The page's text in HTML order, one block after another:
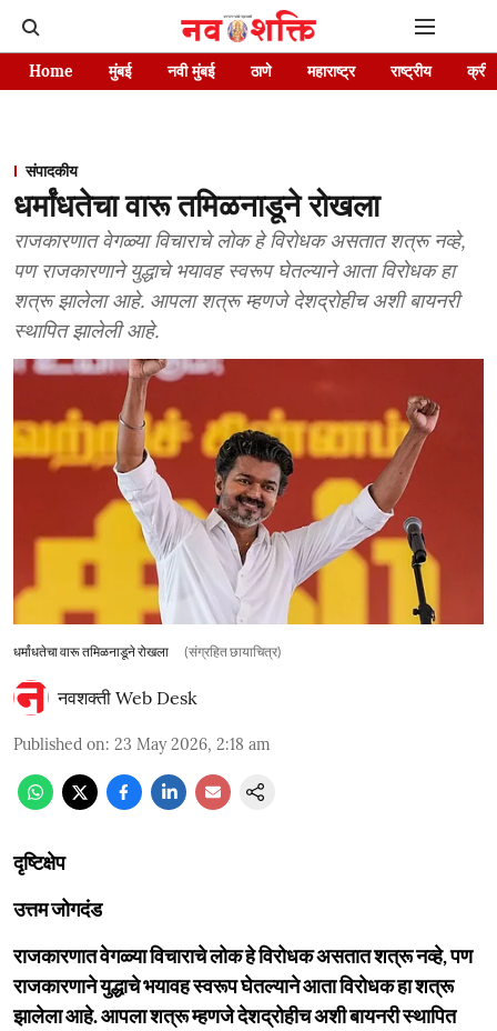
Home मुंबई नवी मुंबई ठाणे महाराष्ट्र राष्ट्रीय
संपादकीय
धर्मांधतेचा वारू तमिळनाडूने रोखला
राजकारणात वेगळ्या विचाराचे लोक हे विरोधक असतात शत्रू नव्हे,
पण राजकारणाने युद्धाचे भयावह स्वरूप घेतल्याने आता विरोधक हा
शत्रू झालेला आहे. आपला शत्रू म्हणजे देशद्रोहीच अशी बायनरी
स्थापित झालेली आहे.
धर्मांधतेचा वारू तमिळनाडूने रोखला (संग्रहित छायाचित्र)
नवशक्ती Web Desk
Published on: 23 May 2026, 2:18 am
दृष्टिक्षेप
उत्तम जोगदंड
राजकारणात वेगळ्या विचाराचे लोक हे विरोधक असतात शत्रू नव्हे, पण
राजकारणाने युद्धाचे भयावह स्वरूप घेतल्याने आता विरोधक हा शत्रू
झालेला आहे. आपला शत्रू म्हणजे देशद्रोहीच अशी बायनरी स्थापित